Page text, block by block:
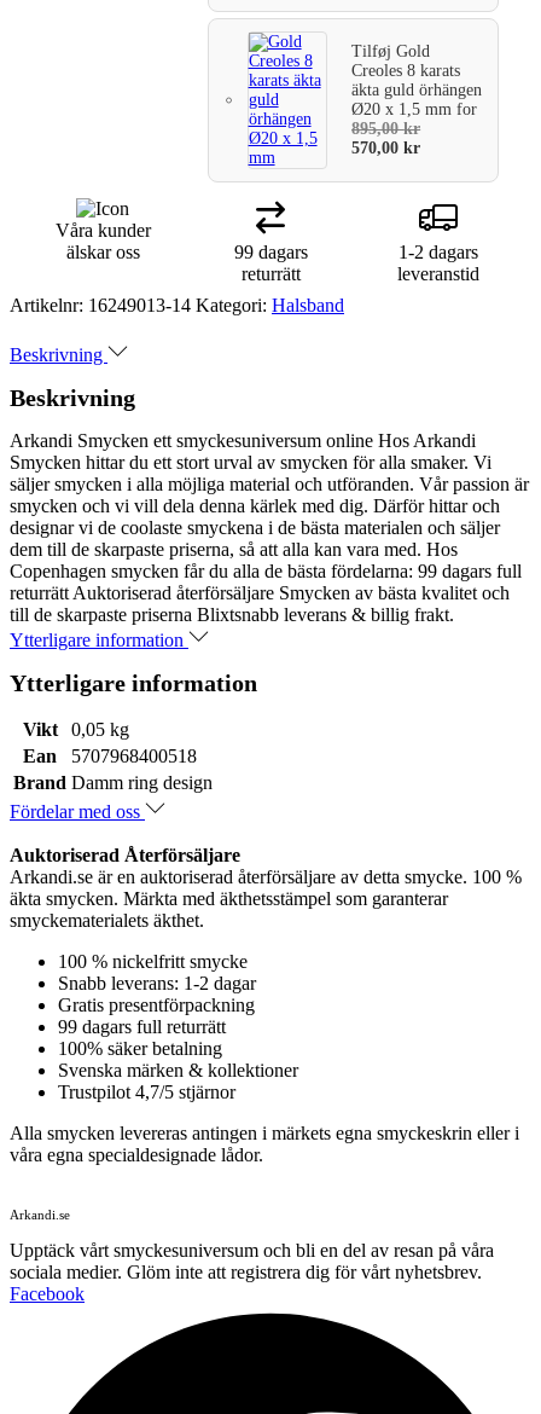
TilføjGold
Creoles 8 karats
äkta guld örhängen
Ø20 x 1,5 mmfor
895,00kr
570,00kr
Våra kunder
älskar oss
99 dagars
returrätt
1-2 dagars
leveranstid
Artikelnr: 16249013-14 Kategori: Halsband
Beskrivning
Beskrivning
Arkandi Smycken ett smyckesuniversum online Hos Arkandi
Smycken hittar du ett stort urval av smycken för alla smaker. Vi
säljer smycken i alla möjliga material och utföranden. Vår passion är
smycken och vi vill dela denna kärlek med dig. Därför hittar och
designar vi de coolaste smyckena i de bästa materialen och säljer
dem till de skarpaste priserna, så att alla kan vara med. Hos
Copenhagen smycken får du alla de bästa fördelarna: 99 dagars full
returrätt Auktoriserad återförsäljare Smycken av bästa kvalitet och
till de skarpaste priserna Blixtsnabb leverans & billig frakt.
Ytterligare information
Ytterligare information
Vikt
0,05 kg
Ean
5707968400518
Brand Damm ring design
Fördelar med oss
Auktoriserad Återförsäljare
Arkandi.se är en auktoriserad återförsäljare av detta smycke. 100 %
äkta smycken. Märkta med äkthetsstämpel som garanterar
smyckematerialets äkthet.
100 % nickelfritt smycke
Snabb leverans: 1-2 dagar
Gratis presentförpackning
99 dagars full returrätt
100% säker betalning
Svenska märken & kollektioner
Trustpilot 4,7/5 stjärnor
Alla smycken levereras antingen i märkets egna smyckeskrin eller i
våra egna specialdesignade lådor.
Arkandi.se
Upptäck vårt smyckesuniversum och bli en del av resan på våra
sociala medier. Glöm inte att registrera dig för vårt nyhetsbrev.
Facebook